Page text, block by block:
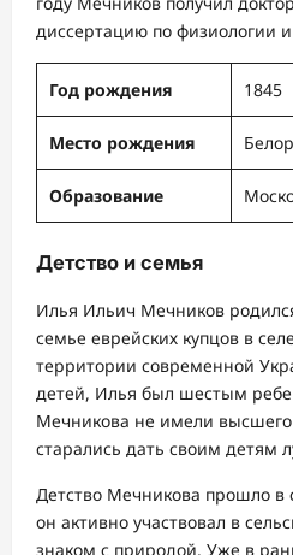
диссертацию по физиологии
Год рождения 1845
Место рождения
Образование
Детство и семья
Илья Ильич Мечников
семье еврейских купцов в
территории современной
детей, Илья был шестым
Мечникова не имели
старались дать своим детям
Детство Мечникова прошло в
он активно участвовал в
знаком с природой. Уже в